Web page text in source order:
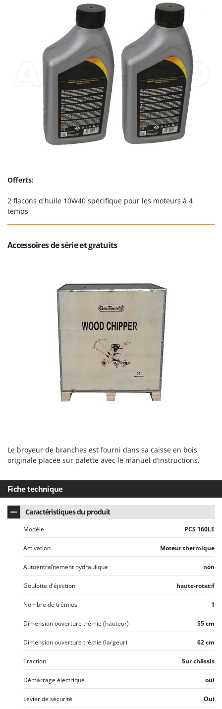
Offerts:
2 flacons d'huile 10W40 spécifique pour les moteurs à 4
temps
Accessoires de série et gratuits
Le broyeur de branches est fourni dans sa caisse en bois
originale placée sur palette avec le manuel d’instructions.
Fiche technique
Caractéristiques du produit
Modèle PCS 160LE
Activation Moteur thermique
Autoentraînement hydraulique non
Goulotte d'éjection haute-rotatif
Nombre de trémies 1
Dimension ouverture trémie (hauteur) 55 cm
Dimension ouverture trémie (largeur) 62 cm
Traction Sur châssis
Démarrage électrique oui
Levier de sécurité Oui